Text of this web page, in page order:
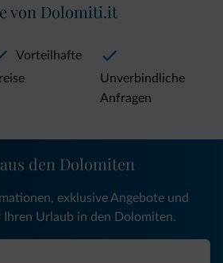
von Dolomiti.it
Vorteilhafte
Unverbindliche
Anfragen
den Dolomiten
exklusive Angebote und
Ihren Urlaub in den Dolomiten.